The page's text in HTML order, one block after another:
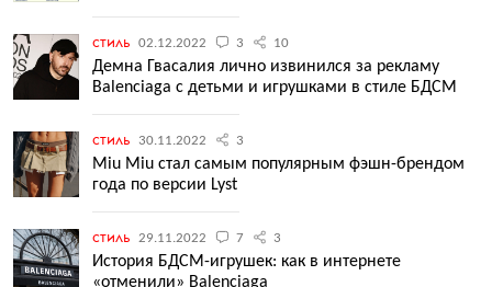
стиль 02.12.2022 3 10
Демна Гвасалия лично извинился за рекламу
Balenciaga с детьми и игрушками в стиле БДСМ
стиль 30.11.2022 3
Miu Miu стал самым популярным фэшн-брендом
года по версии Lyst
стиль 29.11.2022 7 3
История БДСМ-игрушек: как в интернете
«отменили» Balenciaga